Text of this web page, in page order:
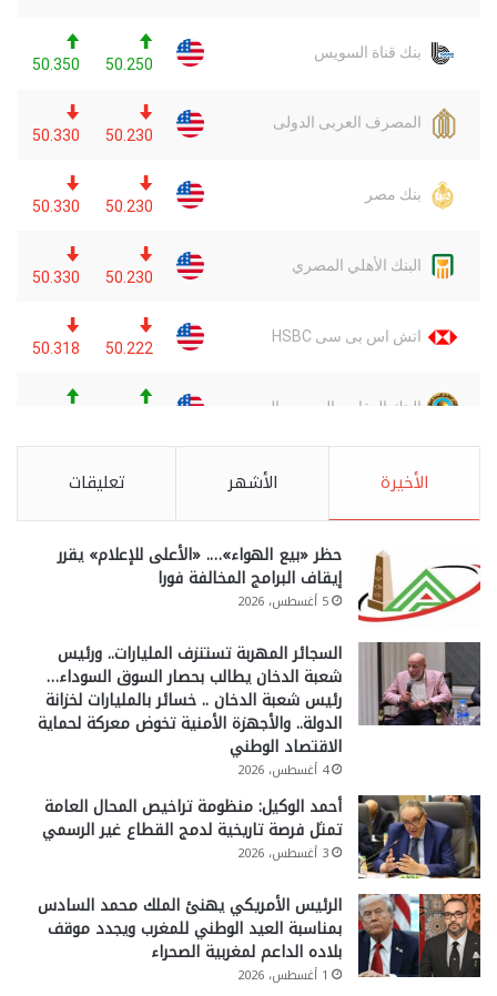
الأخيرة الأشهر تعليقات
حظر «بيع الهواء»…. «الأعلى للإعلام» يقرر
إيقاف البرامج المخالفة فورا
5 أغسطس، 2026
السجائر المهربة تستنزف المليارات.. ورئيس
شعبة الدخان يطالب بحصار السوق السوداء…
رئيس شعبة الدخان .. خسائر بالمليارات لخزانة
الدولة.. والأجهزة الأمنية تخوض معركة لحماية
الاقتصاد الوطني
4 أغسطس، 2026
أحمد الوكيل: منظومة تراخيص المحال العامة
تمثل فرصة تاريخية لدمج القطاع غير الرسمي
3 أغسطس، 2026
الرئيس الأمريكي يهنئ الملك محمد السادس
بمناسبة العيد الوطني للمغرب ويجدد موقف
بلاده الداعم لمغربية الصحراء
1 أغسطس، 2026